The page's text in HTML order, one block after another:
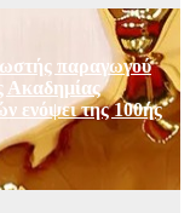
παραγωγού
Ακαδημίας
ενόψει της 100ής